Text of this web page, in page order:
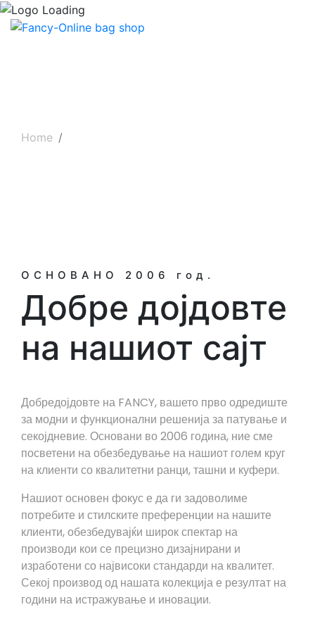
Home
ОСНОВАНО 2006 год.
Добре дојдовте
на нашиот сајт
Добредојдовте на FANCY, вашето прво одредиште
за модни и функционални решенија за патување и
секојдневие. Основани во 2006 година, ние сме
посветени на обезбедување на нашиот голем круг
на клиенти со квалитетни ранци, ташни и куфери.
Нашиот основен фокус е да ги задоволиме
потребите и стилските преференции на нашите
клиенти, обезбедувајќи широк спектар на
производи кои се прецизно дизајнирани и
изработени со највисоки стандарди на квалитет.
Секој производ од нашата колекција е резултат на
години на истражување и иновации.